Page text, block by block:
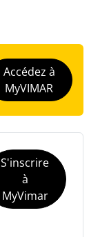
Accédez à
MyVIMAR
S'inscrire
à
MyVimar